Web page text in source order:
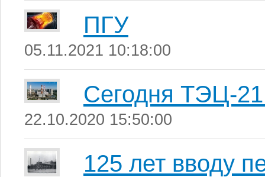
ПГУ
05.11.2021 10:18:00
Сегодня ТЭЦ-21
22.10.2020 15:50:00
125 лет вводу